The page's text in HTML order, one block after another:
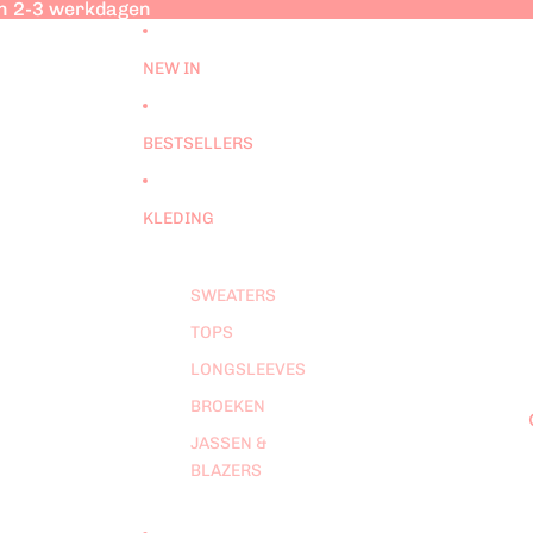
2-3 werkdagen
2-3 werkdagen
NEW IN
BESTSELLERS
KLEDING
SWEATERS
TOPS
LONGSLEEVES
BROEKEN
JASSEN &
BLAZERS